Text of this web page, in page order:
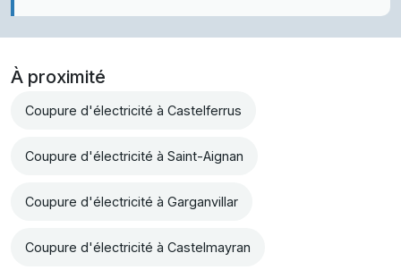
À proximité
Coupure d'électricité à Castelferrus
Coupure d'électricité à Saint-Aignan
Coupure d'électricité à Garganvillar
Coupure d'électricité à Castelmayran